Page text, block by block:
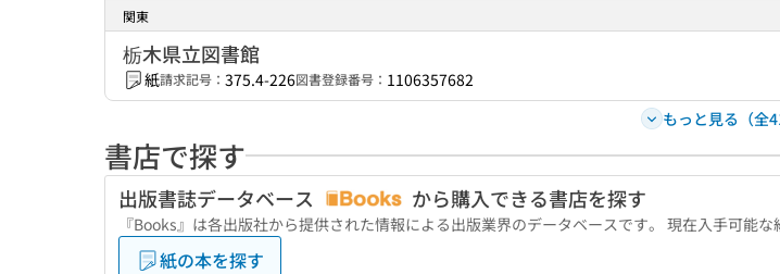
関東
栃木県立図書館
紙請求記号： 375.4-226図書登録番号： 1106357682
もっと見る（全
書店で探す
出版書誌データベース から購入できる書店を探す
『Books』は各出版社から提供された情報による出版業界のデータベースです。 現在入手可能
紙の本を探す